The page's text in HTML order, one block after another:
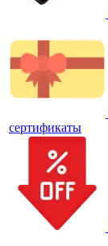
сертификаты